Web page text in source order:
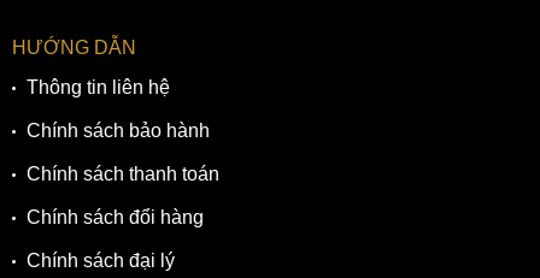
HƯỚNG DẪN
Thông tin liên hệ
Chính sách bảo hành
Chính sách thanh toán
Chính sách đổi hàng
Chính sách đại lý